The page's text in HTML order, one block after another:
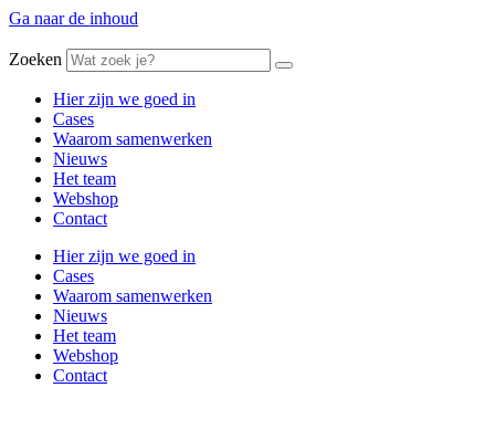
Ga naar de inhoud
Zoeken
Hier zijn we goed in
Cases
Waarom samenwerken
Nieuws
Het team
Webshop
Contact
Hier zijn we goed in
Cases
Waarom samenwerken
Nieuws
Het team
Webshop
Contact